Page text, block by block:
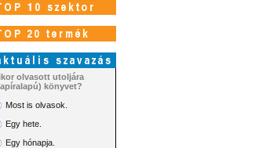
olvasott utoljára
könyvet?
Most is olvasok.
Egy hete.
Egy hónapja.